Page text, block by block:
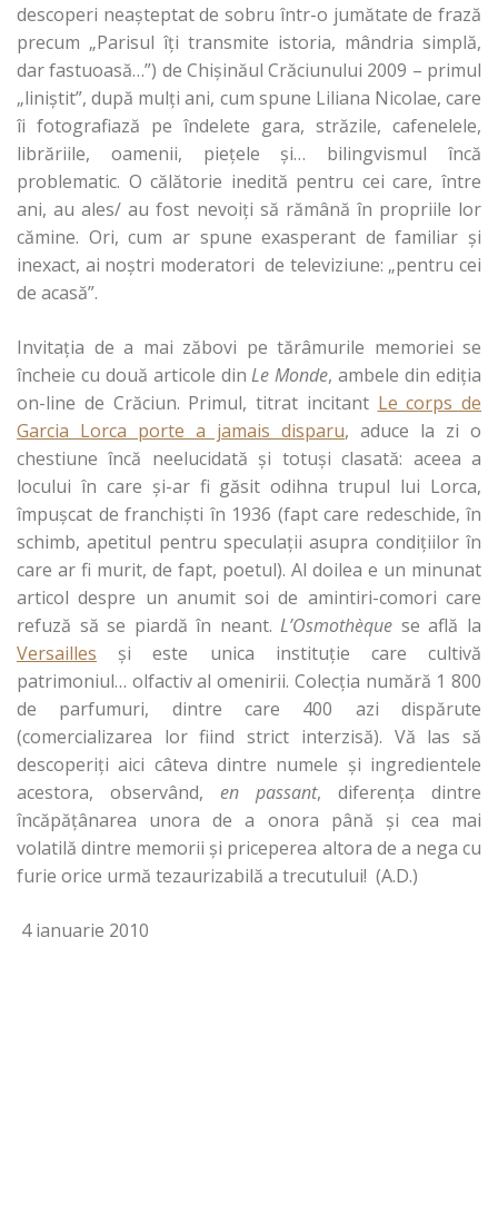
descoperi neaşteptat de sobru într-o jumătate de frază
precum „Parisul îţi transmite istoria, mândria simplă,
dar fastuoasă…”) de Chişinăul Crăciunului 2009 – primul
„liniştit”, după mulţi ani, cum spune Liliana Nicolae, care
îi fotografiază pe îndelete gara, străzile, cafenelele,
librăriile, oamenii, pieţele şi… bilingvismul încă
problematic. O călătorie inedită pentru cei care, între
ani, au ales/ au fost nevoiţi să rămână în propriile lor
cămine. Ori, cum ar spune exasperant de familiar şi
inexact, ai noştri moderatori de televiziune: „pentru cei
de acasă”.
Invitaţia de a mai zăbovi pe tărâmurile memoriei se
încheie cu două articole dinLe Monde, ambele din ediţia
on-line de Crăciun. Primul, titrat incitant Le corps de
Garcia Lorca porte a jamais disparu, aduce la zi o
chestiune încă neelucidată şi totuşi clasată: aceea a
locului în care şi-ar fi găsit odihna trupul lui Lorca,
împuşcat de franchişti în 1936 (fapt care redeschide, în
schimb, apetitul pentru speculaţii asupra condiţiilor în
care ar fi murit, de fapt, poetul). Al doilea e un minunat
articol despre un anumit soi de amintiri-comori care
refuză să se piardă în neant.L’Osmothèque se află la
Versailles şi este unica instituţie care cultivă
patrimoniul… olfactiv al omenirii. Colecţia numără 1 800
de parfumuri, dintre care 400 azi dispărute
(comercializarea lor fiind strict interzisă). Vă las să
descoperiţi aici câteva dintre numele şi ingredientele
acestora, observând, en passant, diferenţa dintre
încăpăţânarea unora de a onora până şi cea mai
volatilă dintre memorii şi priceperea altora de a nega cu
furie orice urmă tezaurizabilă a trecutului! (A.D.)
4 ianuarie 2010